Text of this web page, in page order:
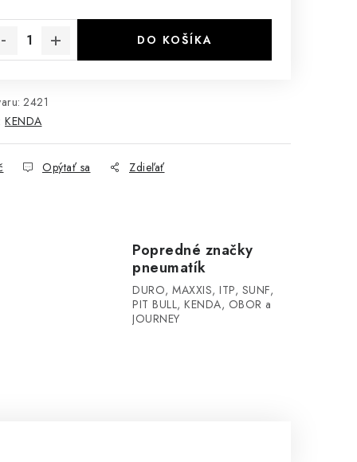
DO KOŠÍKA
2421
KENDA
Opýtať sa Zdieľať
Popredné značky
pneumatík
DURO, MAXXIS, ITP, SUNF,
PIT BULL, KENDA, OBOR a
JOURNEY